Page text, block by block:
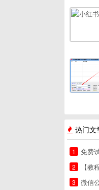
热门文
1
免费试用
2
【教
3
微信